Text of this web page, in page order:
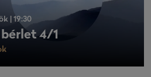
| 19:30
4/1